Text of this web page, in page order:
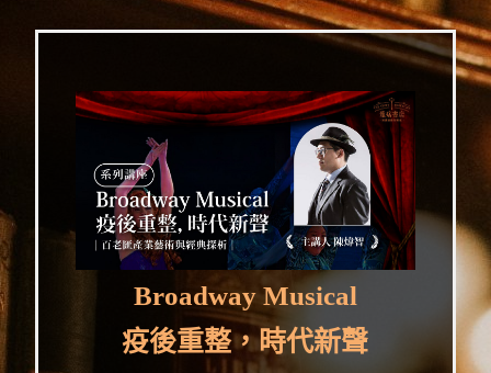
Broadway Musical
疫後重整，時代新聲